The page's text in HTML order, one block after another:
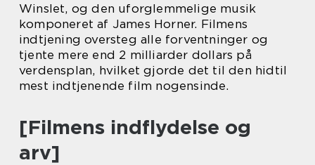
Winslet, og den uforglemmelige musik
komponeret af James Horner. Filmens
indtjening oversteg alle forventninger og
tjente mere end 2 milliarder dollars på
verdensplan, hvilket gjorde det til den hidtil
mest indtjenende film nogensinde.
[Filmens indflydelse og
arv]